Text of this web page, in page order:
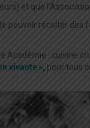
et que
pouvoir récolter des
Académie : cuisine
vivante », pour tous